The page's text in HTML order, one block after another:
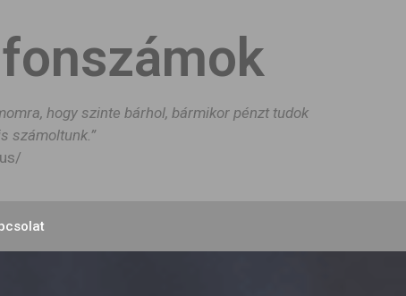
hogy szinte bárhol, bármikor pénzt tudok
számoltunk.”